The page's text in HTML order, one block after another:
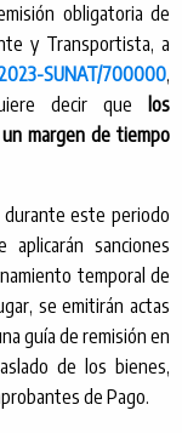
obligatoria de
y Transportista, a
SUNAT/700000,
decir que
los
margen de tiempo
durante este periodo
sanciones
temporal de
se emitirán actas
guía de remisión en
de los bienes,
de Pago.